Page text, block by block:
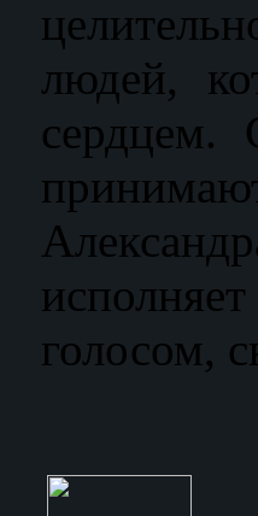
людей,
сердцем.
голосом,